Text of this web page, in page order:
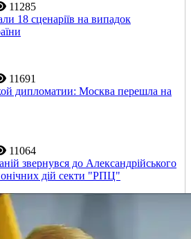
11285
18 сценаріїв на випадок
11691
дипломатии: Москва перешла на
11064
звернувся до Александрійського
дій секти "РПЦ"